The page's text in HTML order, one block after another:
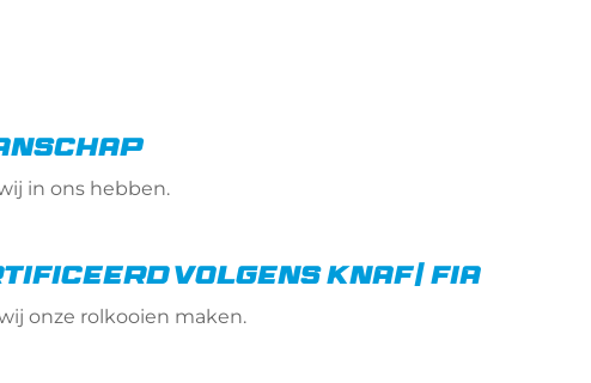
in ons hebben.
volgens KNAF/ FIA
onze rolkooien maken.